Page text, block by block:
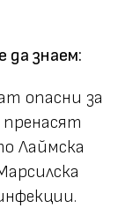
да знаем:
опасни за
Лаймска